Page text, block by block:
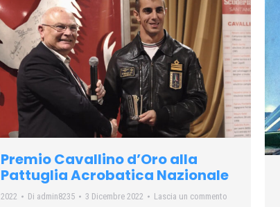
Premio Cavallino d’Oro alla
Pattuglia Acrobatica Nazionale
2022 Di admin8235 3 Dicembre 2022 Lascia un commento